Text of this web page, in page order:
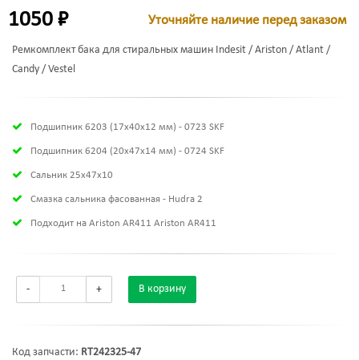
1050 ₽ Уточняйте наличие перед заказом
Ремкомплект бака для стиральных машин Indesit / Ariston / Atlant /
Candy / Vestel
Подшипник 6203 (17х40х12 мм) - 0723 SKF
Подшипник 6204 (20х47х14 мм) - 0724 SKF
Сальник 25x47x10
Смазка сальника фасованная - Hudra 2
Подходит на Ariston AR411 Ariston AR411
- + В корзину
Код запчасти: RT242325-47